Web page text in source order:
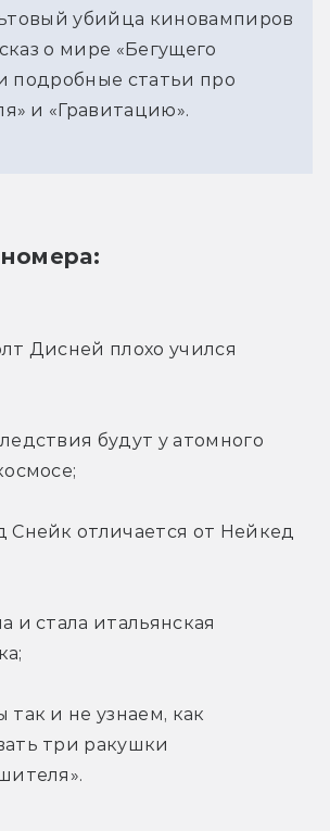
убийца киновампиров
о мире «Бегущего
подробные статьи про
и «Гравитацию».
номера:
Дисней плохо учился
будут у атомного
Снейк отличается от Нейкед
и стала итальянская
так и не узнаем, как
три ракушки